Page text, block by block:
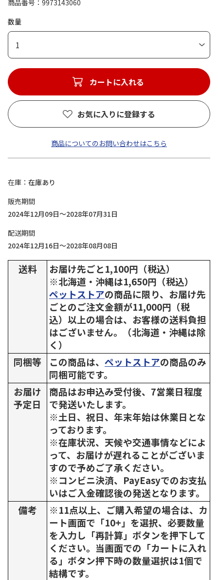
商品番号
9973143060
数量
1
カートに入れる
お気に入りに登録する
商品についてのお問い合わせはこちら
在庫
在庫あり
販売期間
2024年12月09日～2028年07月31日
配送期間
2024年12月16日～2028年08月08日
送料
お届け先ごと1,100円（税込）
※北海道・沖縄は1,650円（税込）
ペットストアの商品に限り、お届け先
ごとのご注文金額が11,000円（税
込）以上の場合は、お客様の送料負担
はございません。（北海道・沖縄は除
く）
同梱等
この商品は、 ペットストアの商品のみ
同梱可能です。
お届け
予定日
商品はお申込み受付後、7営業日程度
で発送いたします。
※土日、祝日、年末年始は休業日とな
っております。
※在庫状況、天候や交通事情などによ
って、お届けが遅れることがございま
すので予めご了承ください。
※コンビニ決済、PayEasyでのお支払
いはご入金確認後の発送となります。
備考
※11点以上、ご購入希望の場合は、カ
ート画面で「10+」を選択、必要数量
を入力し「再計算」ボタンを押下して
ください。当画面での「カートに入れ
る」ボタン押下時の数量選択は1個で
結構です。